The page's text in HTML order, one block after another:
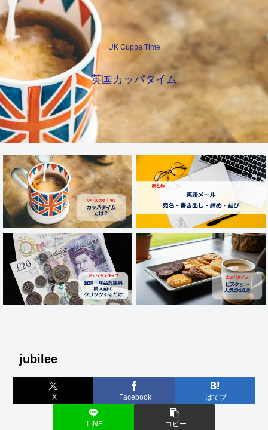
UK Cuppa Time
英国カッパタイム
jubilee
X Facebook はてブ
LINE コピー